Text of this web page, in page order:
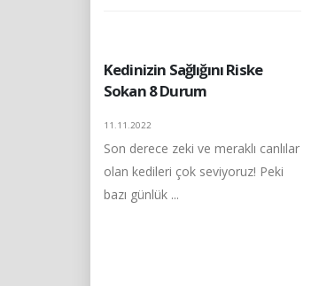
Kedinizin Sağlığını Riske
Sokan 8 Durum
11.11.2022
Son derece zeki ve meraklı canlılar
olan kedileri çok seviyoruz! Peki
bazı günlük ...